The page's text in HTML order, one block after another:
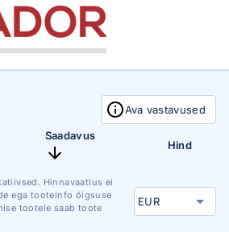
Ava vastavused
Saadavus
Hind
Hinnavaatlus ei
ega tooteinfo õigsuse
tootele saab toote